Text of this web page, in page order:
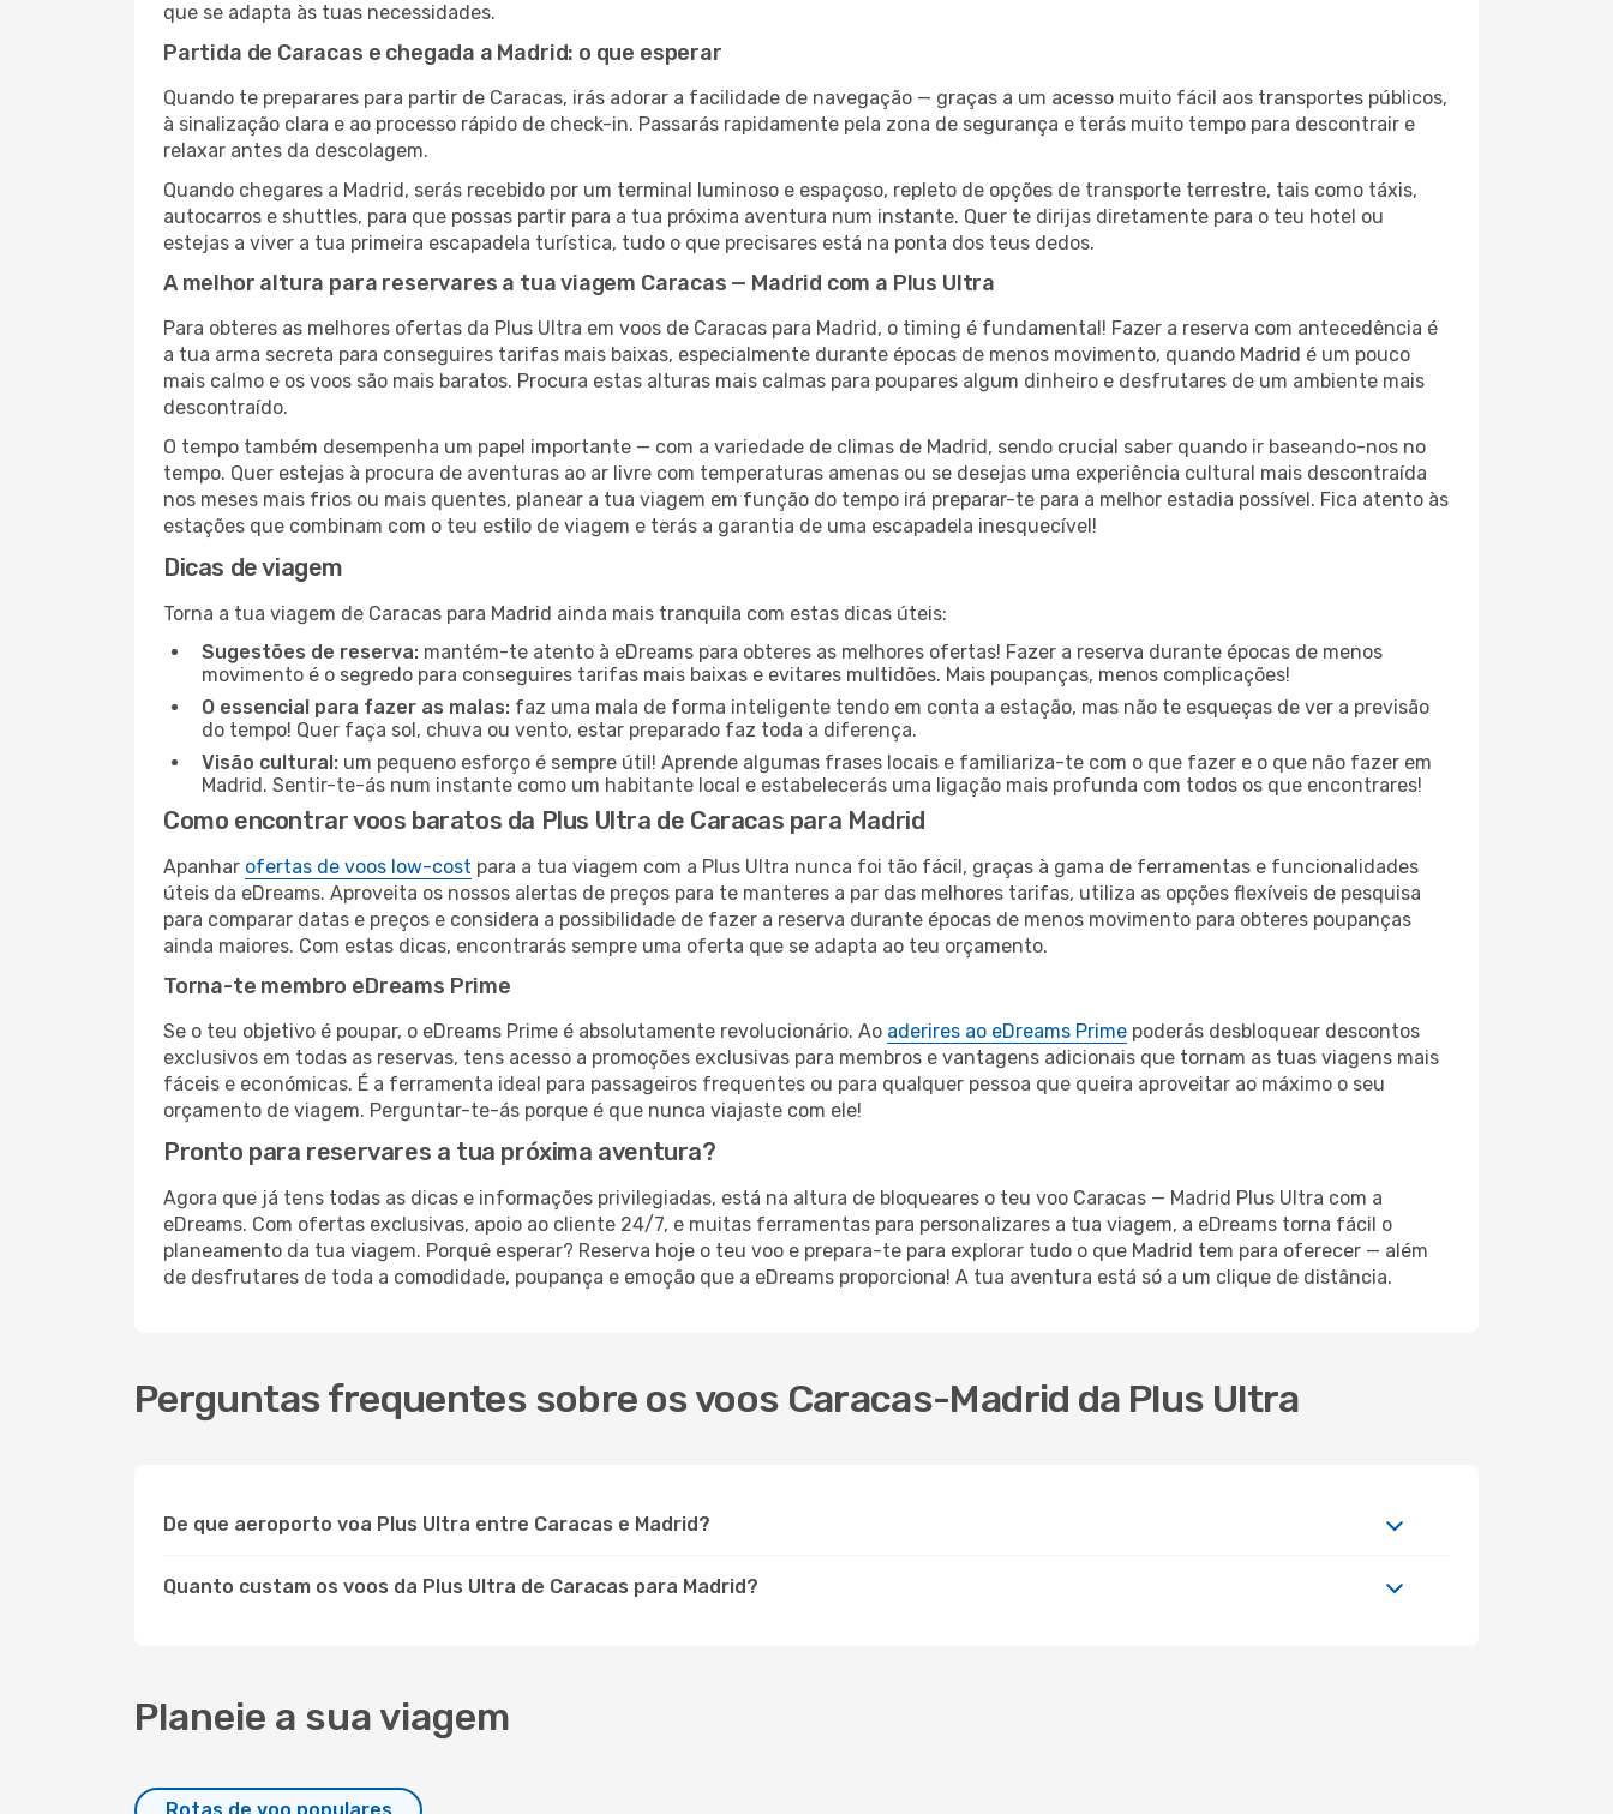
que se adapta às tuas necessidades.
Partida de Caracas e chegada a Madrid: o que esperar
Quando te preparares para partir de Caracas, irás adorar a facilidade de navegação — graças a um acesso muito fácil aos transportes públicos,
à sinalização clara e ao processo rápido de check-in. Passarás rapidamente pela zona de segurança e terás muito tempo para descontrair e
relaxar antes da descolagem.
Quando chegares a Madrid, serás recebido por um terminal luminoso e espaçoso, repleto de opções de transporte terrestre, tais como táxis,
autocarros e shuttles, para que possas partir para a tua próxima aventura num instante. Quer te dirijas diretamente para o teu hotel ou
estejas a viver a tua primeira escapadela turística, tudo o que precisares está na ponta dos teus dedos.
A melhor altura para reservares a tua viagem Caracas — Madrid com a Plus Ultra
Para obteres as melhores ofertas da Plus Ultra em voos de Caracas para Madrid, o timing é fundamental! Fazer a reserva com antecedência é
a tua arma secreta para conseguires tarifas mais baixas, especialmente durante épocas de menos movimento, quando Madrid é um pouco
mais calmo e os voos são mais baratos. Procura estas alturas mais calmas para poupares algum dinheiro e desfrutares de um ambiente mais
descontraído.
O tempo também desempenha um papel importante — com a variedade de climas de Madrid, sendo crucial saber quando ir baseando-nos no
tempo. Quer estejas à procura de aventuras ao ar livre com temperaturas amenas ou se desejas uma experiência cultural mais descontraída
nos meses mais frios ou mais quentes, planear a tua viagem em função do tempo irá preparar-te para a melhor estadia possível. Fica atento às
estações que combinam com o teu estilo de viagem e terás a garantia de uma escapadela inesquecível!
Dicas de viagem
Torna a tua viagem de Caracas para Madrid ainda mais tranquila com estas dicas úteis:
Sugestões de reserva: mantém-te atento à eDreams para obteres as melhores ofertas! Fazer a reserva durante épocas de menos
movimento é o segredo para conseguires tarifas mais baixas e evitares multidões. Mais poupanças, menos complicações!
O essencial para fazer as malas: faz uma mala de forma inteligente tendo em conta a estação, mas não te esqueças de ver a previsão
do tempo! Quer faça sol, chuva ou vento, estar preparado faz toda a diferença.
Visão cultural: um pequeno esforço é sempre útil! Aprende algumas frases locais e familiariza-te com o que fazer e o que não fazer em
Madrid. Sentir-te-ás num instante como um habitante local e estabelecerás uma ligação mais profunda com todos os que encontrares!
Como encontrar voos baratos da Plus Ultra de Caracas para Madrid
Apanhar ofertas de voos low-cost para a tua viagem com a Plus Ultra nunca foi tão fácil, graças à gama de ferramentas e funcionalidades
úteis da eDreams. Aproveita os nossos alertas de preços para te manteres a par das melhores tarifas, utiliza as opções flexíveis de pesquisa
para comparar datas e preços e considera a possibilidade de fazer a reserva durante épocas de menos movimento para obteres poupanças
ainda maiores. Com estas dicas, encontrarás sempre uma oferta que se adapta ao teu orçamento.
Torna-te membro eDreams Prime
Se o teu objetivo é poupar, o eDreams Prime é absolutamente revolucionário. Ao aderires ao eDreams Prime poderás desbloquear descontos
exclusivos em todas as reservas, tens acesso a promoções exclusivas para membros e vantagens adicionais que tornam as tuas viagens mais
fáceis e económicas. É a ferramenta ideal para passageiros frequentes ou para qualquer pessoa que queira aproveitar ao máximo o seu
orçamento de viagem. Perguntar-te-ás porque é que nunca viajaste com ele!
Pronto para reservares a tua próxima aventura?
Agora que já tens todas as dicas e informações privilegiadas, está na altura de bloqueares o teu voo Caracas — Madrid Plus Ultra com a
eDreams. Com ofertas exclusivas, apoio ao cliente 24/7, e muitas ferramentas para personalizares a tua viagem, a eDreams torna fácil o
planeamento da tua viagem. Porquê esperar? Reserva hoje o teu voo e prepara-te para explorar tudo o que Madrid tem para oferecer — além
de desfrutares de toda a comodidade, poupança e emoção que a eDreams proporciona! A tua aventura está só a um clique de distância.
Perguntas frequentes sobre os voos Caracas-Madrid da Plus Ultra
De que aeroporto voa Plus Ultra entre Caracas e Madrid?
Quanto custam os voos da Plus Ultra de Caracas para Madrid?
Planeie a sua viagem